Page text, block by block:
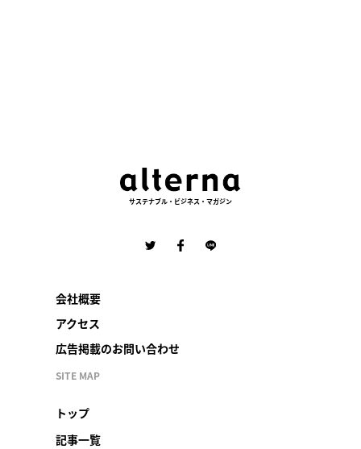
サステナブル・ビジネス・マガジン
会社概要
アクセス
広告掲載のお問い合わせ
SITE MAP
トップ
記事一覧